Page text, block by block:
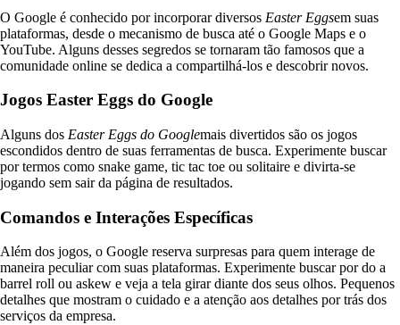
O Google é conhecido por incorporar diversos Easter Eggsem suas
plataformas, desde o mecanismo de busca até o Google Maps e o
YouTube. Alguns desses segredos se tornaram tão famosos que a
comunidade online se dedica a compartilhá-los e descobrir novos.
Jogos Easter Eggs do Google
Alguns dos Easter Eggs do Googlemais divertidos são os jogos
escondidos dentro de suas ferramentas de busca. Experimente buscar
por termos como snake game, tic tac toe ou solitaire e divirta-se
jogando sem sair da página de resultados.
Comandos e Interações Específicas
Além dos jogos, o Google reserva surpresas para quem interage de
maneira peculiar com suas plataformas. Experimente buscar por do a
barrel roll ou askew e veja a tela girar diante dos seus olhos. Pequenos
detalhes que mostram o cuidado e a atenção aos detalhes por trás dos
serviços da empresa.